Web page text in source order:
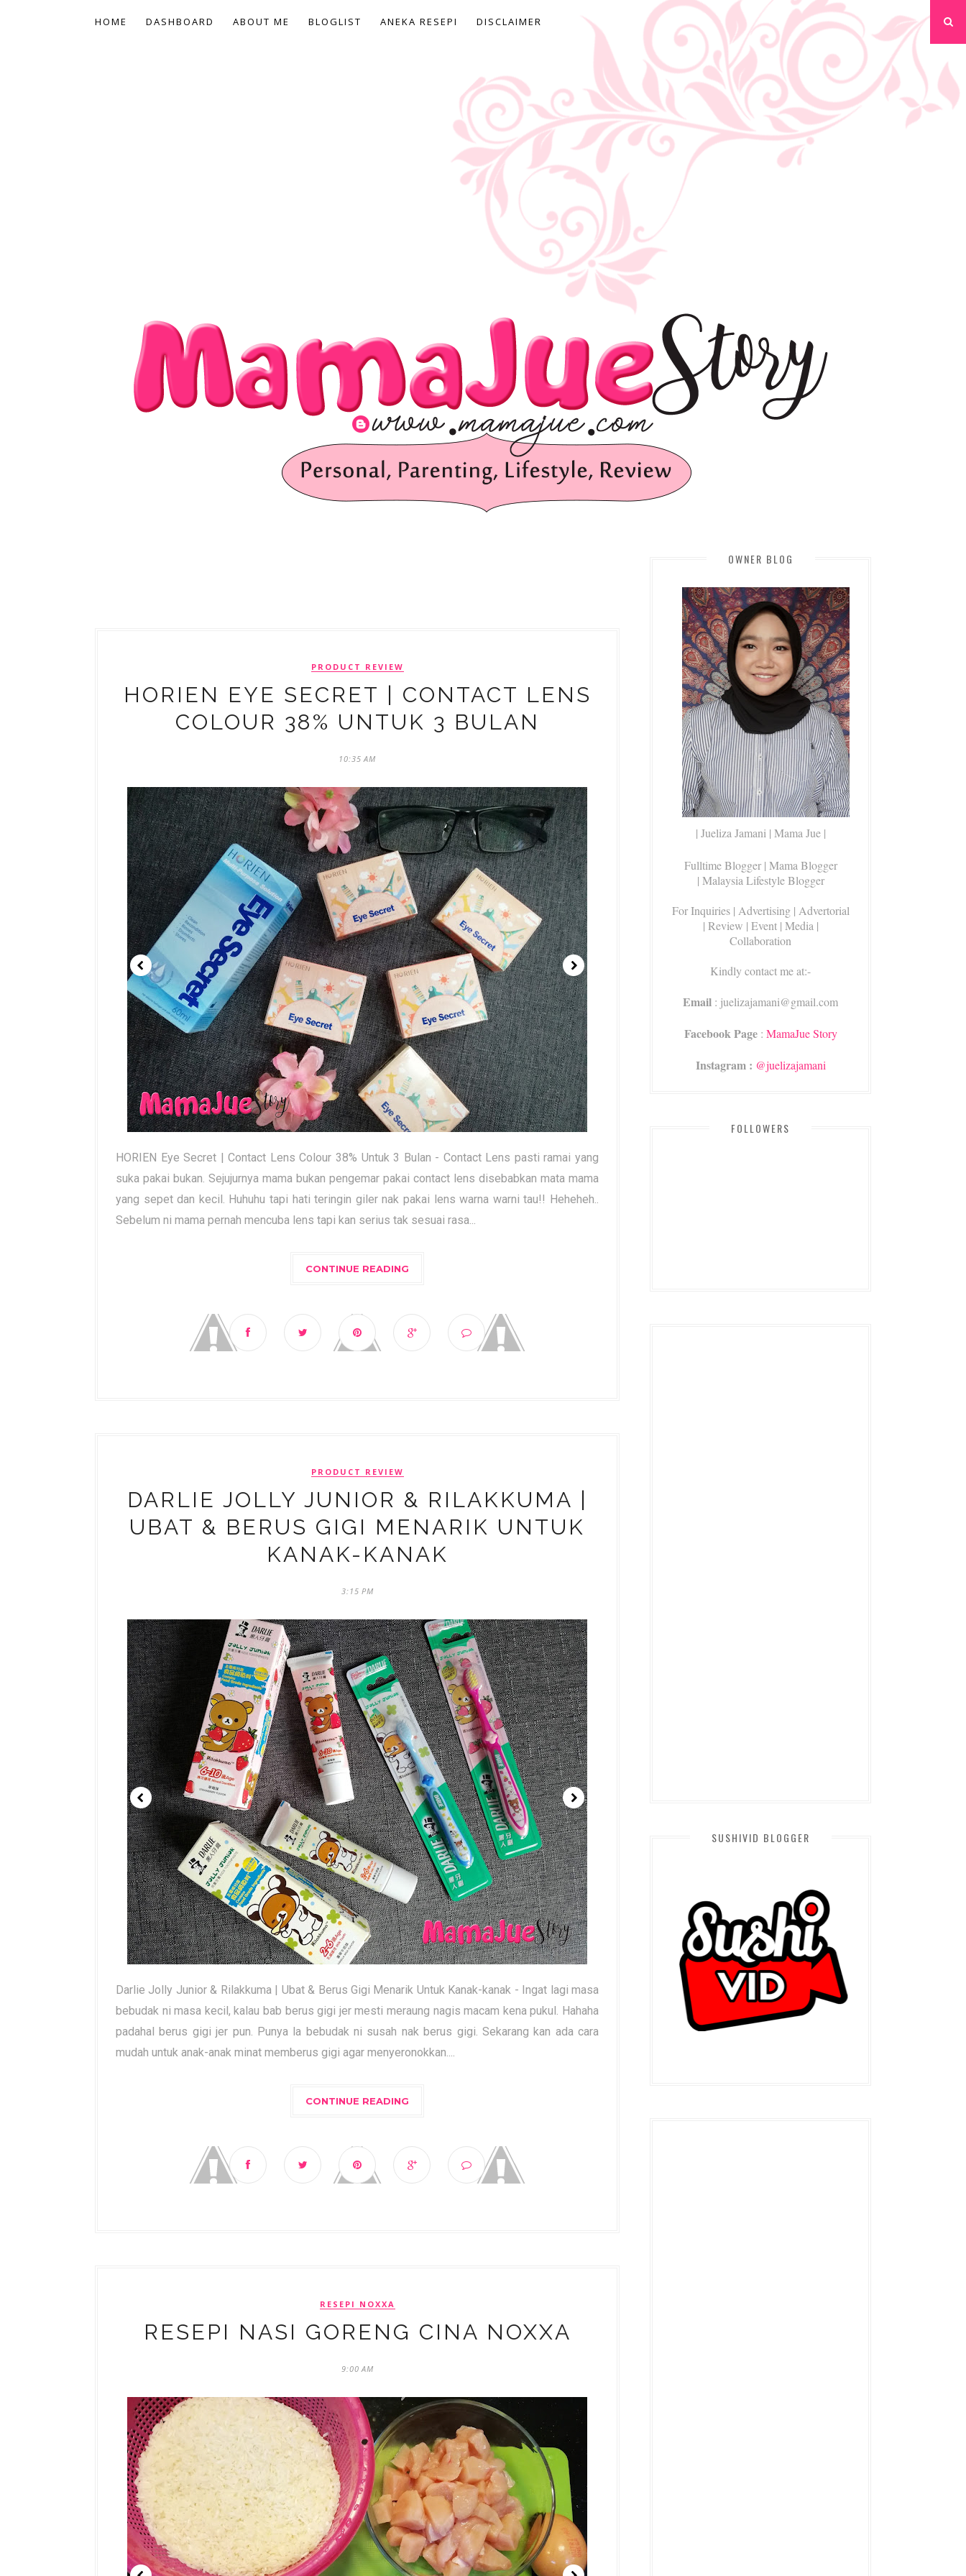
HOME DASHBOARD ABOUT ME BLOGLIST ANEKA RESEPI DISCLAIMER
PRODUCT REVIEW
HORIEN EYE SECRET | CONTACT LENS
COLOUR 38% UNTUK 3 BULAN
10:35 AM
HORIEN Eye Secret | Contact Lens Colour 38% Untuk 3 Bulan - Contact Lens pasti ramai yang
suka pakai bukan. Sejujurnya mama bukan pengemar pakai contact lens disebabkan mata mama
yang sepet dan kecil. Huhuhu tapi hati teringin giler nak pakai lens warna warni tau!! Heheheh..
Sebelum ni mama pernah mencuba lens tapi kan serius tak sesuai rasa...
CONTINUE READING
PRODUCT REVIEW
DARLIE JOLLY JUNIOR & RILAKKUMA |
UBAT & BERUS GIGI MENARIK UNTUK
KANAK-KANAK
3:15 PM
Darlie Jolly Junior & Rilakkuma | Ubat & Berus Gigi Menarik Untuk Kanak-kanak - Ingat lagi masa
bebudak ni masa kecil, kalau bab berus gigi jer mesti meraung nagis macam kena pukul. Hahaha
padahal berus gigi jer pun. Punya la bebudak ni susah nak berus gigi. Sekarang kan ada cara
mudah untuk anak-anak minat memberus gigi agar menyeronokkan....
CONTINUE READING
RESEPI NOXXA
RESEPI NASI GORENG CINA NOXXA
9:00 AM
OWNER BLOG
| Jueliza Jamani | Mama Jue |
Fulltime Blogger | Mama Blogger
| Malaysia Lifestyle Blogger
For Inquiries | Advertising | Advertorial
| Review | Event | Media |
Collaboration
Kindly contact me at:-
Email : juelizajamani@gmail.com
Facebook Page: MamaJue Story
Instagram : @juelizajamani
FOLLOWERS
SUSHIVID BLOGGER